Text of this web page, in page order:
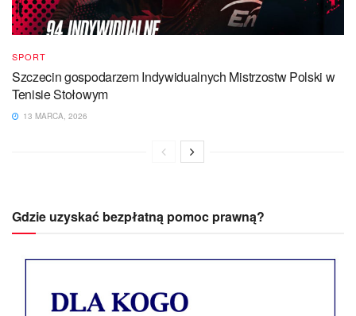
SPORT
Szczecin gospodarzem Indywidualnych Mistrzostw Polski w
Tenisie Stołowym
13 MARCA, 2026
Gdzie uzyskać bezpłatną pomoc prawną?